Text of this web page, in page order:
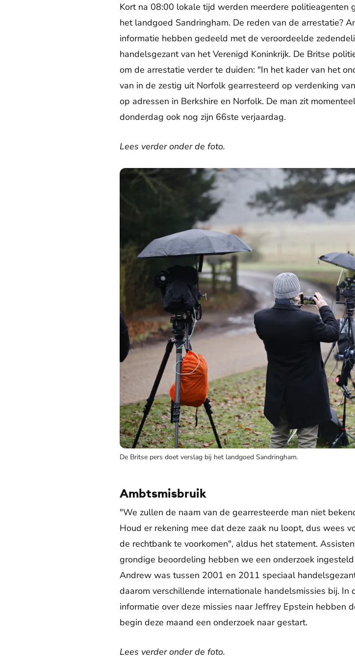
Kort na 08:00 lokale tijd werden meerdere
het landgoed Sandringham. De reden van de arrestatie?
informatie hebben gedeeld met de veroordeelde
handelsgezant van het Verenigd Koninkrijk. De Britse
om de arrestatie verder te duiden: "In het kader van het
van in de zestig uit Norfolk gearresteerd op verdenking
op adressen in Berkshire en Norfolk. De man zit
donderdag ook nog zijn 66ste verjaardag.
Lees verder onder de foto.
De Britse pers doet verslag bij het landgoed Sandringham.
Ambtsmisbruik
"We zullen de naam van de gearresteerde man niet
Houd er rekening mee dat deze zaak nu loopt, dus wees
de rechtbank te voorkomen", aldus het statement.
grondige beoordeling hebben we een onderzoek
Andrew was tussen 2001 en 2011 speciaal
daarom verschillende internationale handelsmissies bij.
informatie over deze missies naar Jeffrey Epstein hebben
begin deze maand een onderzoek naar gestart.
Lees verder onder de foto.